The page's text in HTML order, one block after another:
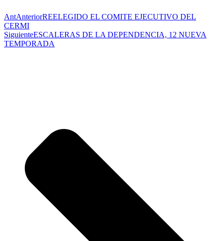
AntAnteriorREELEGIDO EL COMITE EJECUTIVO DEL
CERMI
SiguienteESCALERAS DE LA DEPENDENCIA, 12 NUEVA
TEMPORADA